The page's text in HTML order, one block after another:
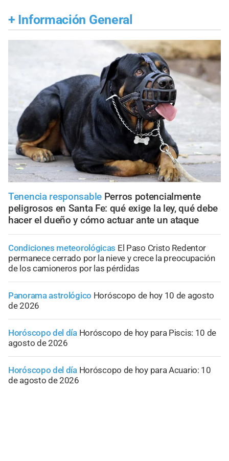
+ Información General
Tenencia responsable Perros potencialmente
peligrosos en Santa Fe: qué exige la ley, qué debe
hacer el dueño y cómo actuar ante un ataque
Condiciones meteorológicas El Paso Cristo Redentor
permanece cerrado por la nieve y crece la preocupación
de los camioneros por las pérdidas
Panorama astrológico Horóscopo de hoy 10 de agosto
de 2026
Horóscopo del día Horóscopo de hoy para Piscis: 10 de
agosto de 2026
Horóscopo del día Horóscopo de hoy para Acuario: 10
de agosto de 2026